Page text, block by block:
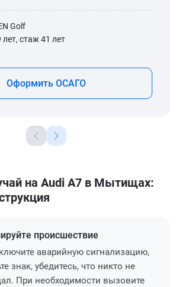
Golf
лет, стаж 41 лет
Оформить ОСАГО
на Audi A7 в Мытищах:
происшествие
аварийную сигнализацию,
знак, убедитесь, что никто не
При необходимости вызовите